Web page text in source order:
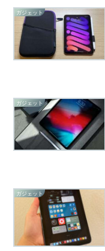
ガジェット
ガジェット
ガジェット